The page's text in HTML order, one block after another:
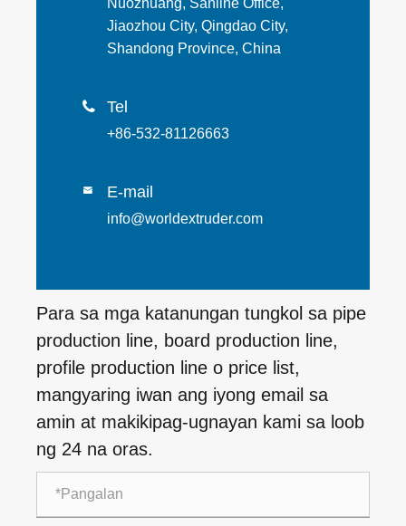
Nuozhuang, Sanlihe Office,
Jiaozhou City, Qingdao City,
Shandong Province, China
 Tel
+86-532-81126663
 E-mail
info@worldextruder.com
Para sa mga katanungan tungkol sa pipe
production line, board production line,
profile production line o price list,
mangyaring iwan ang iyong email sa
amin at makikipag-ugnayan kami sa loob
ng 24 na oras.